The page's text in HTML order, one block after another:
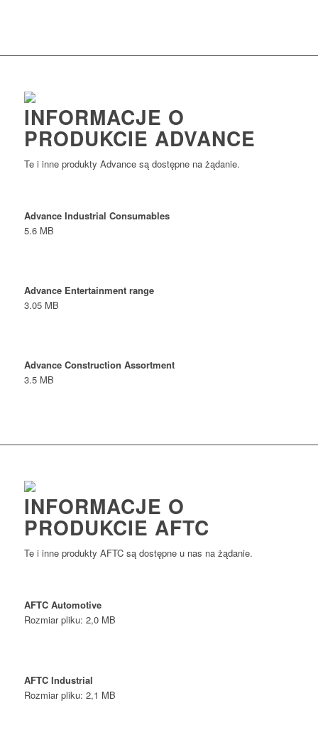
INFORMACJE O
PRODUKCIE ADVANCE
Te i inne produkty Advance są dostępne na żądanie.
Advance Industrial Consumables
5.6 MB
Advance Entertainment range
3.05 MB
Advance Construction Assortment
3.5 MB
INFORMACJE O
PRODUKCIE AFTC
Te i inne produkty AFTC są dostępne u nas na żądanie.
AFTC Automotive
Rozmiar pliku: 2,0 MB
AFTC Industrial
Rozmiar pliku: 2,1 MB